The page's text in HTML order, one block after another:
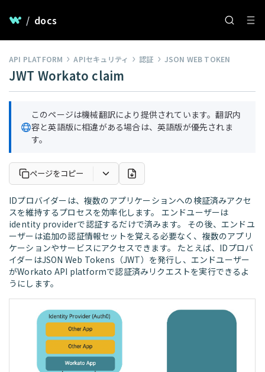
/ docs
API PLATFORM APIセキュリティ 認証 JSON WEB TOKEN
JWT Workato claim
このページは機械翻訳により提供されています。翻訳内
容と英語版に相違がある場合は、英語版が優先されま
す。
ページをコピー
IDプロバイダーは、複数のアプリケーションへの検証済みアクセ
スを維持するプロセスを効率化します。 エンドユーザーは
identity providerで認証するだけで済みます。 その後、エンドユ
ーザーは追加の認証情報セットを覚える必要なく、複数のアプリ
ケーションやサービスにアクセスできます。 たとえば、IDプロバ
イダーはJSON Web Tokens（JWT）を発行し、エンドユーザー
がWorkato API platformで認証済みリクエストを実行できるよ
うにします。